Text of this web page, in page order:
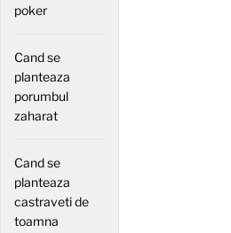
poker
Cand se
planteaza
porumbul
zaharat
Cand se
planteaza
castraveti de
toamna